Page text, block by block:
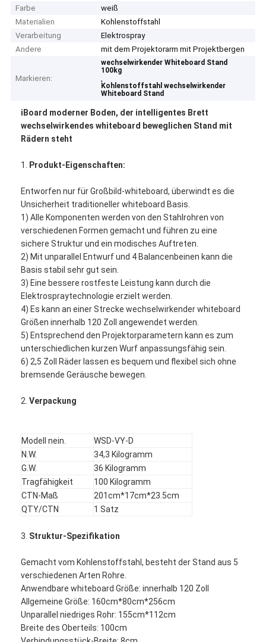
Farbe
weiß
Materialien
Kohlenstoffstahl
Verarbeitung
Elektrospray
Andere
mit dem Projektorarm mit Projektbergen
Markieren:
wechselwirkender Whiteboard Stand
100kg
,
Kohlenstoffstahl wechselwirkender
Whiteboard Stand
iBoard moderner Boden, der intelligentes Brett
wechselwirkendes whiteboard beweglichen Stand mit
Rädern steht
1. Produkt-Eigenschaften:
Entworfen nur für Großbild-whiteboard, überwindt es die
Unsicherheit traditioneller whiteboard Basis.
1) Alle Komponenten werden von den Stahlrohren von
verschiedenen Formen gemacht und führen zu eine
sichere Struktur und ein modisches Auftreten.
2) Mit unparallel Entwurf und 4 Balancenbeinen kann die
Basis stabil sehr gut sein.
3) Eine bessere rostfeste Leistung kann durch die
Elektrospraytechnologie erzielt werden.
4) Es kann an einer Strecke wechselwirkender whiteboard
Größen innerhalb 120 Zoll angewendet werden.
5) Entsprechend den Projektorparametern kann es zum
unterschiedlichen kurzen Wurf anpassungsfähig sein.
6) 2,5 Zoll Räder lassen es bequem und flexibel sich ohne
bremsende Geräusche bewegen.
2.Verpackung
Modell nein.
WSD-VY-D
N.W.
34,3 Kilogramm
G.W.
36 Kilogramm
Tragfähigkeit
100 Kilogramm
CTN-Maß
201cm*17cm*23.5cm
QTY/CTN
1 Satz
3. Struktur-Spezifikation
Gemacht vom Kohlenstoffstahl, besteht der Stand aus 5
verschiedenen Arten Rohre.
Anwendbare whiteboard Größe: innerhalb 120 Zoll
Allgemeine Größe: 160cm*80cm*256cm
Unparallel niedriges Rohr: 155cm*112cm
Breite des Oberteils: 100cm